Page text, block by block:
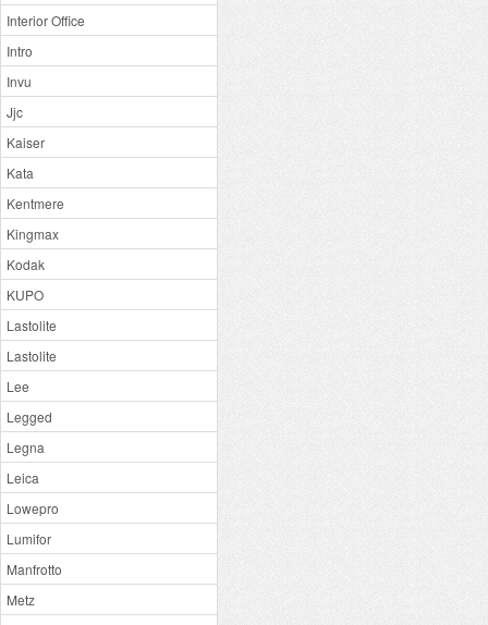
Interior Office
Intro
Invu
Jjc
Kaiser
Kata
Kentmere
Kingmax
Kodak
KUPO
Lastolite
Lastolite
Lee
Legged
Legna
Leica
Lowepro
Lumifor
Manfrotto
Metz